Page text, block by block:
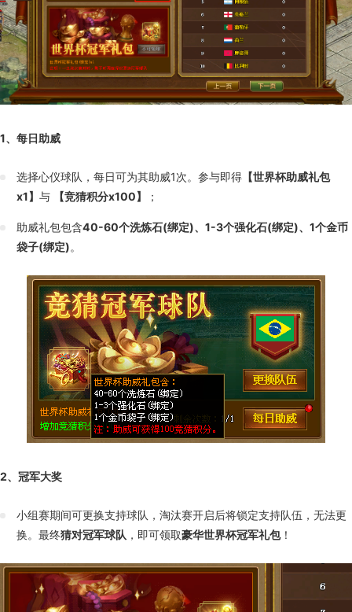
1、每日助威
选择心仪球队，每日可为其助威1次。参与即得 【世界杯助威礼包
x1】与 【竞猜积分x100】 ；
助威礼包包含40-60个洗炼石(绑定)、1-3个强化石(绑定)、1个金币
袋子(绑定)。
2、冠军大奖
小组赛期间可更换支持球队，淘汰赛开启后将锁定支持队伍，无法更
换。最终猜对冠军球队 ，即可领取豪华世界杯冠军礼包！